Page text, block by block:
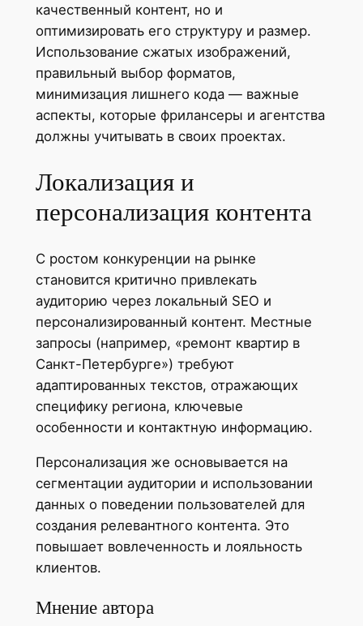
качественный контент, но и
оптимизировать его структуру и размер.
Использование сжатых изображений,
правильный выбор форматов,
минимизация лишнего кода — важные
аспекты, которые фрилансеры и агентства
должны учитывать в своих проектах.
Локализация и
персонализация контента
С ростом конкуренции на рынке
становится критично привлекать
аудиторию через локальный SEO и
персонализированный контент. Местные
запросы (например, «ремонт квартир в
Санкт-Петербурге») требуют
адаптированных текстов, отражающих
специфику региона, ключевые
особенности и контактную информацию.
Персонализация же основывается на
сегментации аудитории и использовании
данных о поведении пользователей для
создания релевантного контента. Это
повышает вовлеченность и лояльность
клиентов.
Мнение автора